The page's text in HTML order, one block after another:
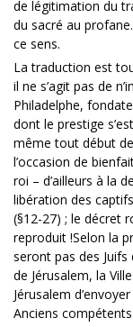
de légitimation du
du sacré au
ce sens.
La traduction est
il ne s’agit pas de
Philadelphe,
dont le prestige
même tout début
l’occasion de
roi – d’ailleurs à la
libération des
(§12-27) ; le décret
reproduit !Selon la
seront pas des Juifs
de Jérusalem, la
Jérusalem
Anciens